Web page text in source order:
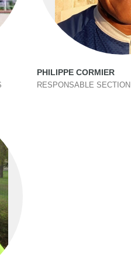
PHILIPPE CORMIER
RESPONSABLE SECTION